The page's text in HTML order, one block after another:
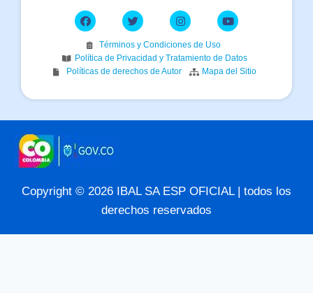
Términos y Condiciones de Uso
Política de Privacidad y Tratamiento de Datos
Políticas de derechos de Autor
Mapa del Sitio
Copyright © 2026 IBAL SA ESP OFICIAL | todos los
derechos reservados